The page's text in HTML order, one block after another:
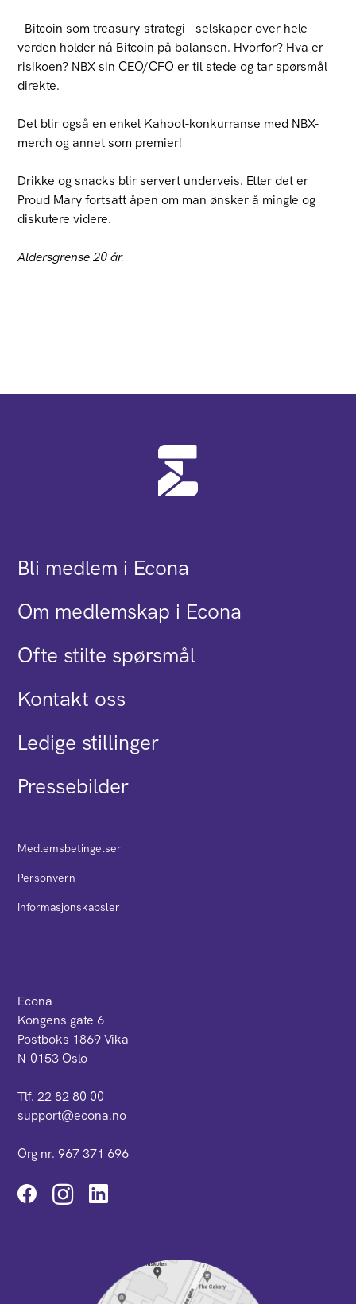
- Bitcoin som treasury-strategi - selskaper over hele
verden holder nå Bitcoin på balansen. Hvorfor? Hva er
risikoen? NBX sin CEO/CFO er til stede og tar spørsmål
direkte.
Det blir også en enkel Kahoot-konkurranse med NBX-
merch og annet som premier!
Drikke og snacks blir servert underveis. Etter det er
Proud Mary fortsatt åpen om man ønsker å mingle og
diskutere videre.
Aldersgrense 20 år.
Bli medlem i Econa
Om medlemskap i Econa
Ofte stilte spørsmål
Kontakt oss
Ledige stillinger
Pressebilder
Medlemsbetingelser
Personvern
Informasjonskapsler
Econa
Kongens gate 6
Postboks 1869 Vika
N-0153 Oslo
Tlf. 22 82 80 00
support@econa.no
Org nr. 967 371 696
Instagram